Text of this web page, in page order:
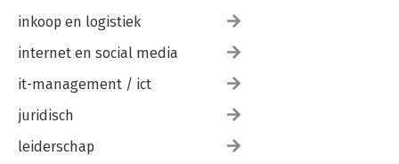
inkoop en logistiek
internet en social media
it-management / ict
juridisch
leiderschap